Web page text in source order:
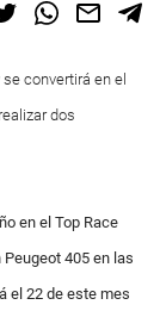
convertirá en el
dos
en el Top Race
405 en las
el 22 de este mes